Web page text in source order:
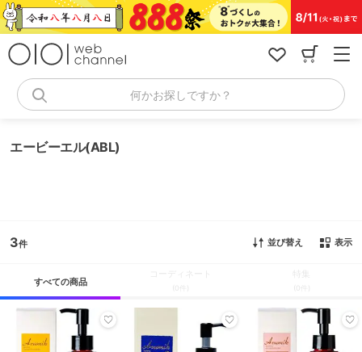
コ
ン
何かお探しですか？
エービーエル(ABL)
3 並び替え 表示
すべての商品
(0件) (0件)